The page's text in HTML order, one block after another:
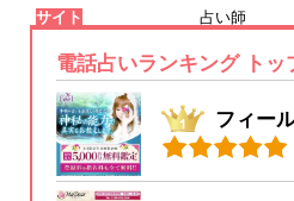
サイト 占い師
電話占いランキング トッ
フィー